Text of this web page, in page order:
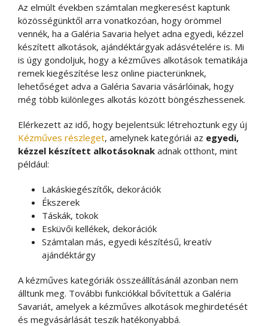
Az elmúlt években számtalan megkeresést kaptunk
közösségünktől arra vonatkozóan, hogy örömmel
vennék, ha a Galéria Savaria helyet adna egyedi, kézzel
készített alkotások, ajándéktárgyak adásvételére is. Mi
is úgy gondoljuk, hogy a kézműves alkotások tematikája
remek kiegészítése lesz online piacterünknek,
lehetőséget adva a Galéria Savaria vásárlóinak, hogy
még több különleges alkotás között böngészhessenek.
Elérkezett az idő, hogy bejelentsük: létrehoztunk egy új
Kézműves részleget, amelynek kategóriái az egyedi,
kézzel készített alkotásoknak adnak otthont, mint
például:
Lakáskiegészítők, dekorációk
Ékszerek
Táskák, tokok
Esküvői kellékek, dekorációk
Számtalan más, egyedi készítésű, kreatív
ajándéktárgy
A kézműves kategóriák összeállításánál azonban nem
álltunk meg. További funkciókkal bővítettük a Galéria
Savariát, amelyek a kézműves alkotások meghirdetését
és megvásárlását teszik hatékonyabbá.